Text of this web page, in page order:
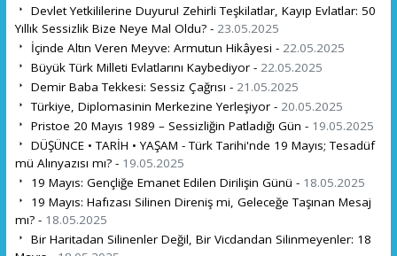
Devlet Yetkililerine Duyuru! Zehirli Teşkilatlar, Kayıp Evlatlar: 50
Yıllık Sessizlik Bize Neye Mal Oldu? - 23.05.2025
İçinde Altın Veren Meyve: Armutun Hikâyesi - 22.05.2025
Büyük Türk Milleti Evlatlarını Kaybediyor - 22.05.2025
Demir Baba Tekkesi: Sessiz Çağrısı - 21.05.2025
Türkiye, Diplomasinin Merkezine Yerleşiyor - 20.05.2025
Pristoe 20 Mayıs 1989 – Sessizliğin Patladığı Gün - 19.05.2025
DÜŞÜNCE • TARİH • YAŞAM - Türk Tarihi'nde 19 Mayıs; Tesadüf
mü Alınyazısı mı? - 19.05.2025
19 Mayıs: Gençliğe Emanet Edilen Dirilişin Günü - 18.05.2025
19 Mayıs: Hafızası Silinen Direniş mi, Geleceğe Taşınan Mesaj
mı? - 18.05.2025
Bir Haritadan Silinenler Değil, Bir Vicdandan Silinmeyenler: 18